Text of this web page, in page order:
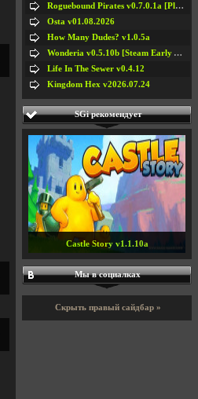
Roguebound Pirates v0.7.0.1a [Playtest]
Osta v01.08.2026
How Many Dudes? v1.0.5a
Wonderia v0.5.10b [Steam Early Access]
Life In The Sewer v0.4.12
Kingdom Hex v2026.07.24
SGi рекомендует
Castle Story v1.1.10a
Мы в социалках
Скрыть правый сайдбар »